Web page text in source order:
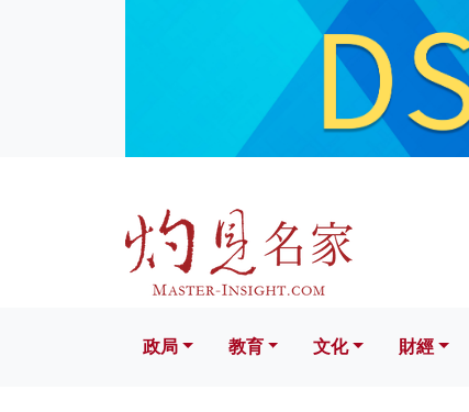
文化 財經 生
政局 教育 文化 財經